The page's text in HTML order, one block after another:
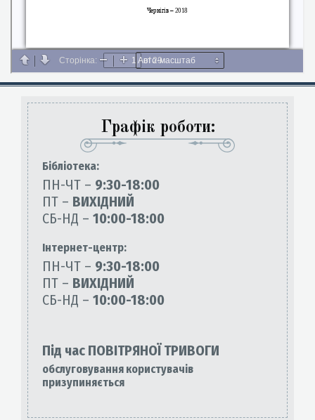
Графік роботи:
Бiблiотека:
ПН-ЧТ – 9:30-18:00
ПТ – ВИХІДНИЙ
СБ-НД – 10:00-18:00
Інтернет-центр:
ПН-ЧТ – 9:30-18:00
ПТ – ВИХІДНИЙ
СБ-НД – 10:00-18:00
Під час ПОВІТРЯНОЇ ТРИВОГИ
обслуговування користувачів
призупиняється